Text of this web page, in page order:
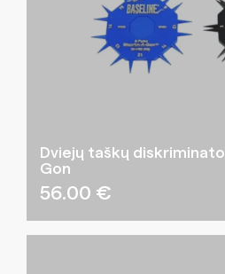
Dviejų taškų
Gon
56.00 €